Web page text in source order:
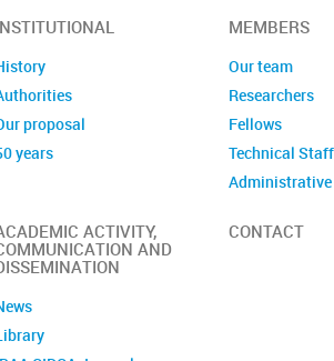
proposal
years
MEMBERS
Our team
Researchers
Fellows
Technical Staff
ACTIVITY,
AND
CONTACT